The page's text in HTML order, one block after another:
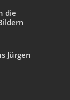
die
Jürgen